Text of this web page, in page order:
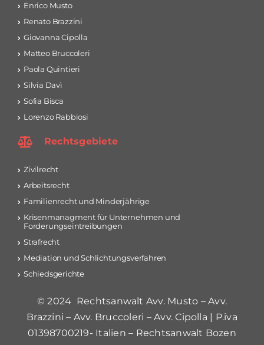
Enrico Musto
Renato Brazzini
Giovanna Cipolla
Matteo Bruccoleri
Paola Quintieri
Silvia Davì
Sofia Bisca
Lorenzo Rabbiosi
Rechtsgebiete
Zivilrecht
Arbeitsrecht
Familienrecht und Minderjährige
Krisenmanagment für Unternehmen und
Forderungseintreibungen
Strafrecht
Mediation und Schlichtungsverfahren
Schiedsgerichte
© 2024 Rechtsanwalt Avv. Musto – Avv.
Brazzini – Avv. Bruccoleri – Avv. Cipolla | P.iva
01398700219- Italien – Rechtsanwalt Bozen